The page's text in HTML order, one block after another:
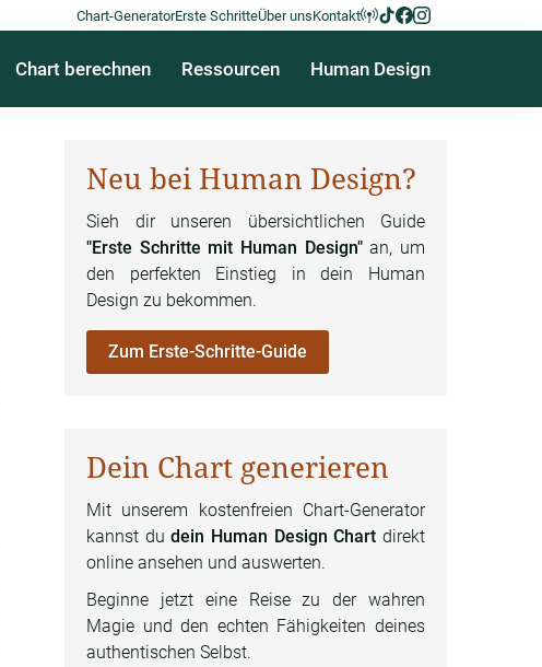
Chart-GeneratorErste SchritteÜber unsKontakt
Chart berechnen Ressourcen Human Design
Neu bei Human Design?
Sieh dir unseren übersichtlichen Guide
"Erste Schritte mit Human Design"an, um
den perfekten Einstieg in dein Human
Design zu bekommen.
Zum Erste-Schritte-Guide
Dein Chart generieren
Mit unserem kostenfreien Chart-Generator
kannst dudein Human Design Chart direkt
online ansehen und auswerten.
Beginne jetzt eine Reise zu der wahren
Magie und den echten Fähigkeiten deines
authentischen Selbst.